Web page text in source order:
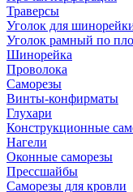
Траверсы
Уголок для
Уголок рамный по
Шинорейка
Проволока
Саморезы
Винты-конфирматы
Глухари
Конструкционные
Нагели
Оконные саморезы
Прессшайбы
Саморезы для кровли